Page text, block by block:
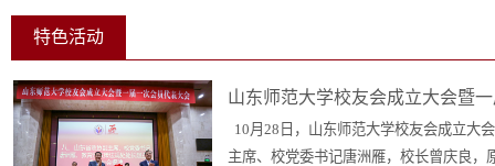
特色活动
山东师范大学校友会成立大会暨
10月28日，山东师范大学校友会成立大
主席、校党委书记唐洲雁，校长曾庆良，